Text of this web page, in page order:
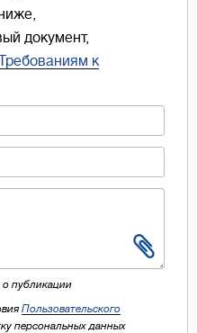
документ,
к
о публикации
Пользовательского
персональных данных